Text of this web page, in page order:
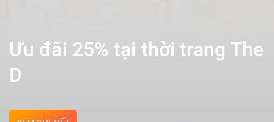
Ưu đãi 25% tại thời trang The
D